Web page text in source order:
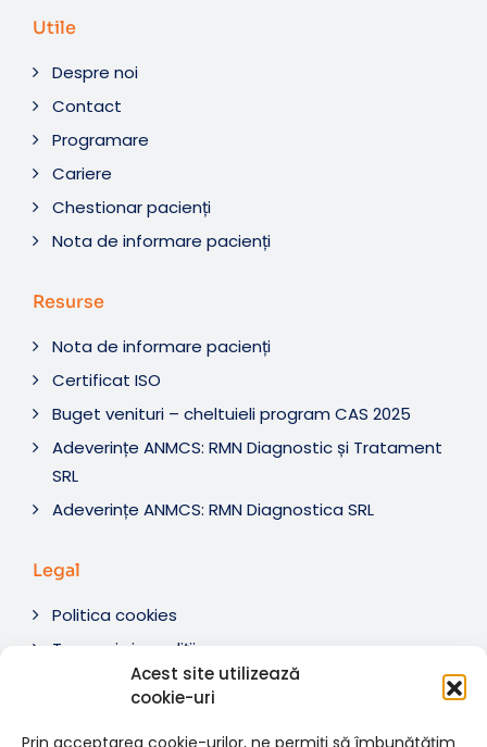
Acest site utilizează
cookie-uri
Prin acceptarea cookie-urilor, ne permiți să îmbunătățim
Utile
Despre noi
Contact
Programare
Cariere
Chestionar pacienți
Nota de informare pacienți
Resurse
Nota de informare pacienți
Certificat ISO
Buget venituri – cheltuieli program CAS 2025
Adeverințe ANMCS: RMN Diagnostic și Tratament
SRL
Adeverințe ANMCS: RMN Diagnostica SRL
Legal
Politica cookies
Termeni si condiții
Soluționare litigii